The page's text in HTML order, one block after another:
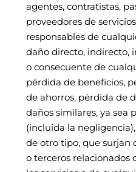
agentes, contratistas,
proveedores de
responsables de
daño directo, indirecto,
o consecuente de
pérdida de beneficios,
de ahorros, pérdida de
daños similares, ya sea
(incluida la
de otro tipo, que surjan
o terceros relacionados